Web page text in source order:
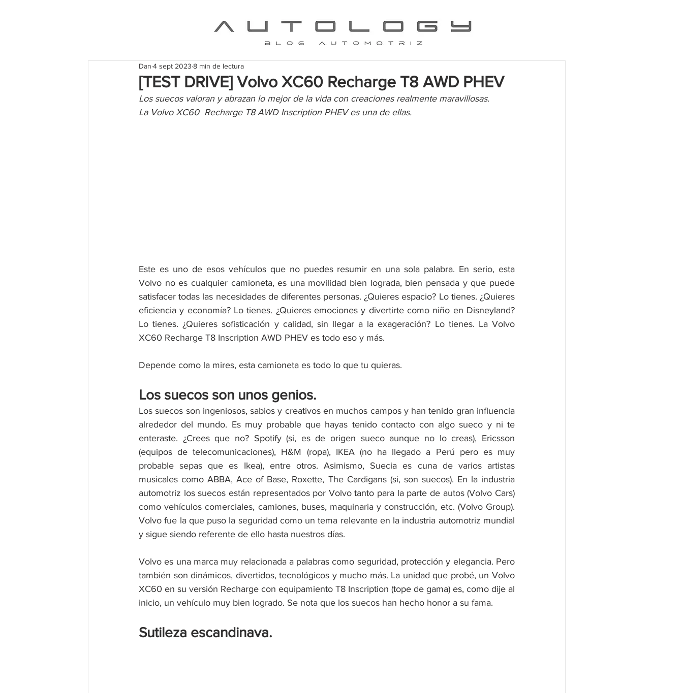
[TEST DRIVE] Volvo XC60 Recharge T8 AWD PHEV
Dan 4 sept 2023 8 min de lectura
Los suecos valoran y abrazan lo mejor de la vida con creaciones realmente maravillosas.
La Volvo XC60  Recharge T8 AWD Inscription PHEV es una de ellas.
Este es uno de esos vehículos que no puedes resumir en una sola palabra. En serio, esta
Volvo no es cualquier camioneta, es una movilidad bien lograda, bien pensada y que puede
satisfacer todas las necesidades de diferentes personas. ¿Quieres espacio? Lo tienes. ¿Quieres
eficiencia y economía? Lo tienes. ¿Quieres emociones y divertirte como niño en Disneyland?
Lo tienes. ¿Quieres sofisticación y calidad, sin llegar a la exageración? Lo tienes. La Volvo
XC60 Recharge T8 Inscription AWD PHEV es todo eso y más.
Depende como la mires, esta camioneta es todo lo que tu quieras.
Los suecos son unos genios.
Los suecos son ingeniosos, sabios y creativos en muchos campos y han tenido gran influencia
alrededor del mundo. Es muy probable que hayas tenido contacto con algo sueco y ni te
enteraste. ¿Crees que no? Spotify (si, es de origen sueco aunque no lo creas), Ericsson
(equipos de telecomunicaciones), H&M (ropa), IKEA (no ha llegado a Perú pero es muy
probable sepas que es Ikea), entre otros. Asimismo, Suecia es cuna de varios artistas
musicales como ABBA, Ace of Base, Roxette, The Cardigans (si, son suecos). En la industria
automotriz los suecos están representados por Volvo tanto para la parte de autos (Volvo Cars)
como vehículos comerciales, camiones, buses, maquinaria y construcción, etc. (Volvo Group).
Volvo fue la que puso la seguridad como un tema relevante en la industria automotriz mundial
y sigue siendo referente de ello hasta nuestros días.
Volvo es una marca muy relacionada a palabras como seguridad, protección y elegancia. Pero
también son dinámicos, divertidos, tecnológicos y mucho más. La unidad que probé, un Volvo
XC60 en su versión Recharge con equipamiento T8 Inscription (tope de gama) es, como dije al
inicio, un vehículo muy bien logrado. Se nota que los suecos han hecho honor a su fama.
Sutileza escandinava.